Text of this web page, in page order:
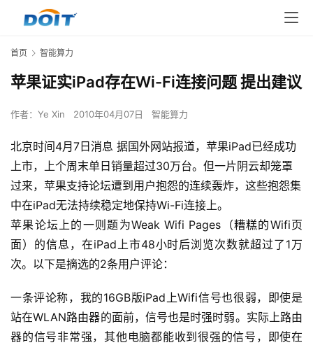
首页 智能算力
苹果证实iPad存在Wi-Fi连接问题 提出建议
作者： Ye Xin 2010年04月07日 智能算力
北京时间4月7日消息 据国外网站报道，苹果iPad已经成功
上市，上个周末单日销量超过30万台。但一片阴云却笼罩
过来，苹果支持论坛遭到用户抱怨的连续轰炸，这些抱怨集
中在iPad无法持续稳定地保持Wi-Fi连接上。
苹果论坛上的一则题为Weak Wifi Pages（糟糕的Wifi页
面）的信息，在iPad上市48小时后浏览次数就超过了1万
次。以下是摘选的2条用户评论：
一条评论称，我的16GB版iPad上Wifi信号也很弱，即使是
站在WLAN路由器的面前，信号也是时强时弱。实际上路由
器的信号非常强，其他电脑都能收到很强的信号，即使在